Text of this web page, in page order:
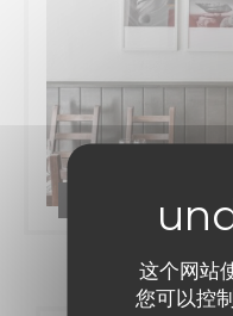
这个网站
您可以控